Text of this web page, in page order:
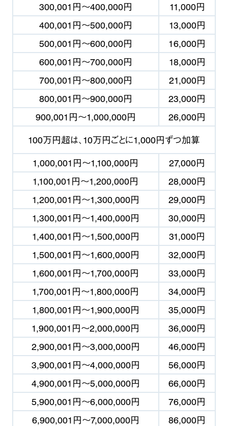
300,001円〜400,000円
11,000円
400,001円〜500,000円
13,000円
500,001円〜600,000円
16,000円
600,001円〜700,000円
18,000円
700,001円〜800,000円
21,000円
800,001円〜900,000円
23,000円
900,001円〜1,000,000円 26,000円
100万円超は、10万円ごとに1,000円ずつ加算
1,000,001円〜1,100,000円
27,000円
1,100,001円〜1,200,000円
28,000円
1,200,001円〜1,300,000円
29,000円
1,300,001円〜1,400,000円
30,000円
1,400,001円〜1,500,000円
31,000円
1,500,001円〜1,600,000円
32,000円
1,600,001円〜1,700,000円
33,000円
1,700,001円〜1,800,000円
34,000円
1,800,001円〜1,900,000円
35,000円
1,900,001円〜2,000,000円
36,000円
2,900,001円〜3,000,000円
46,000円
3,900,001円〜4,000,000円
56,000円
4,900,001円〜5,000,000円
66,000円
5,900,001円〜6,000,000円
76,000円
6,900,001円〜7,000,000円
86,000円